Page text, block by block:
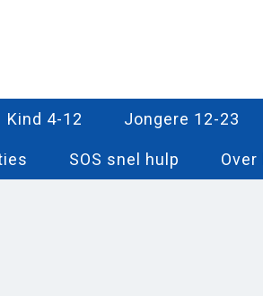
Kind 4-12 Jongere 12-23
SOS snel hulp Over